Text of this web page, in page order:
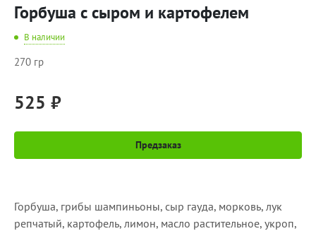
Горбуша с сыром и картофелем
В наличии
270 гр
525 ₽
Предзаказ
Горбуша, грибы шампиньоны, сыр гауда, морковь, лук
репчатый, картофель, лимон, масло растительное, укроп,